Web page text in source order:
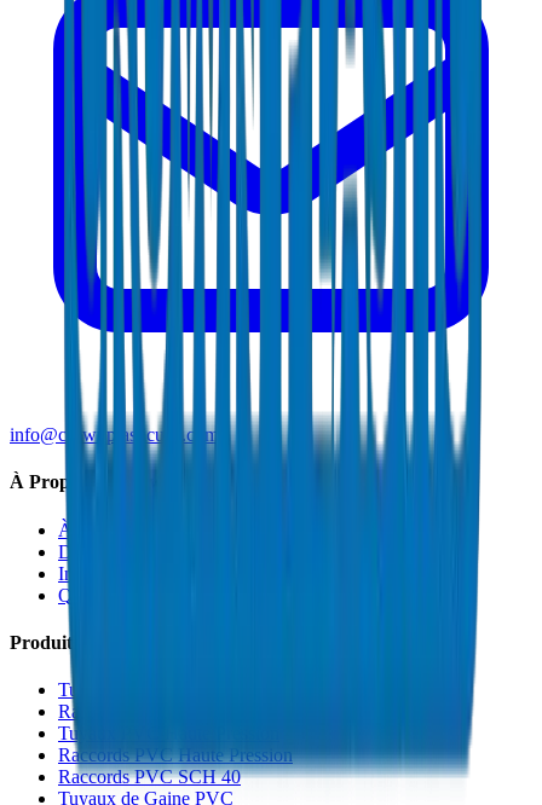
info@crownplasticuae.com
À Propos de Crown
À Propos
Durabilité
Innovation
Qualité et Certifications
Produits
Tuyaux de Drainage UPVC
Raccords de Drainage UPVC
Tuyaux PVC Haute Pression
Raccords PVC Haute Pression
Raccords PVC SCH 40
Tuyaux de Gaine PVC